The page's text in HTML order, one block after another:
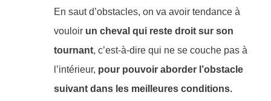
En saut d’obstacles, on va avoir tendance à
vouloir un cheval qui reste droit sur son
tournant, c’est-à-dire qui ne se couche pas à
l’intérieur, pour pouvoir aborder l’obstacle
suivant dans les meilleures conditions.